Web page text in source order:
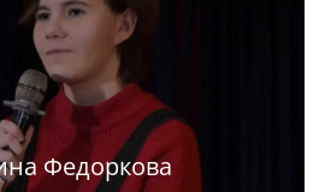
Федоркова